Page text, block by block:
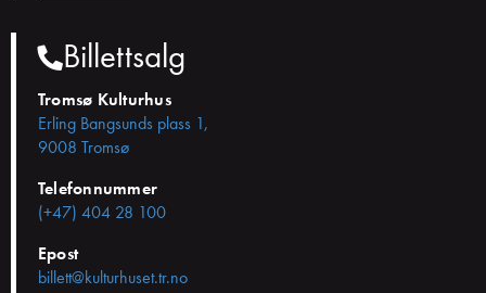
Billettsalg
Tromsø Kulturhus
Erling Bangsunds plass 1,
9008 Tromsø
Telefonnummer
(+47) 404 28 100
Epost
billett@kulturhuset.tr.no